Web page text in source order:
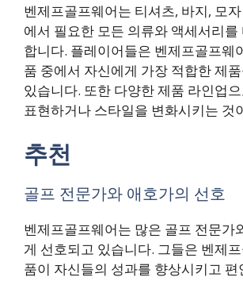
벤제프골프웨어는 티셔츠, 바지, 모
에서 필요한 모든 의류와 액세서리를
합니다. 플레이어들은 벤제프골프웨
품 중에서 자신에게 가장 적합한 제
있습니다. 또한 다양한 제품 라인업
표현하거나 스타일을 변화시키는 것
추천
골프 전문가와 애호가의 선호
벤제프골프웨어는 많은 골프 전문가
게 선호되고 있습니다. 그들은 벤제
품이 자신들의 성과를 향상시키고